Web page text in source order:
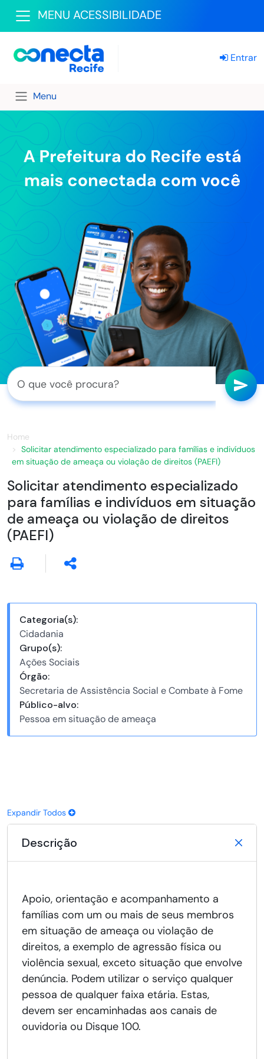
MENU ACESSIBILIDADE
Entrar
Menu
Home
Solicitar atendimento especializado para famílias e indivíduos
em situação de ameaça ou violação de direitos (PAEFI)
Solicitar atendimento especializado
para famílias e indivíduos em situação
de ameaça ou violação de direitos
(PAEFI)
Categoria(s):
Cidadania
Grupo(s):
Ações Sociais
Órgão:
Secretaria de Assistência Social e Combate à Fome
Público-alvo:
Pessoa em situação de ameaça
Expandir Todos
Descrição
Apoio, orientação e acompanhamento a
famílias com um ou mais de seus membros
em situação de ameaça ou violação de
direitos, a exemplo de agressão física ou
violência sexual, exceto situação que envolve
denúncia. Podem utilizar o serviço qualquer
pessoa de qualquer faixa etária. Estas,
devem ser encaminhadas aos canais de
ouvidoria ou Disque 100.